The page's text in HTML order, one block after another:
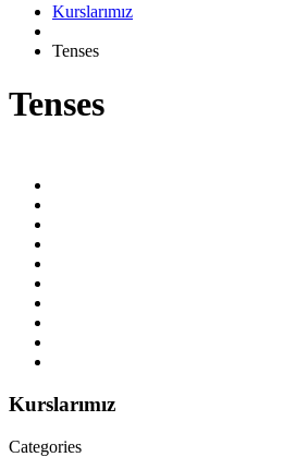
Kurslarımız
Tenses
Tenses
Kurslarımız
Categories